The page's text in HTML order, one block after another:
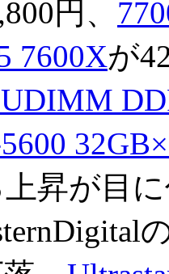
円、
7600Xが
昇が目